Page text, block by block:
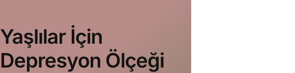
Yaşlılar İçin
Depresyon Ölçeği